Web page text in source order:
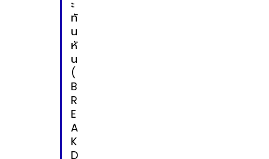
ะ
ทั
น
หั
น
(
B
R
E
A
K
D